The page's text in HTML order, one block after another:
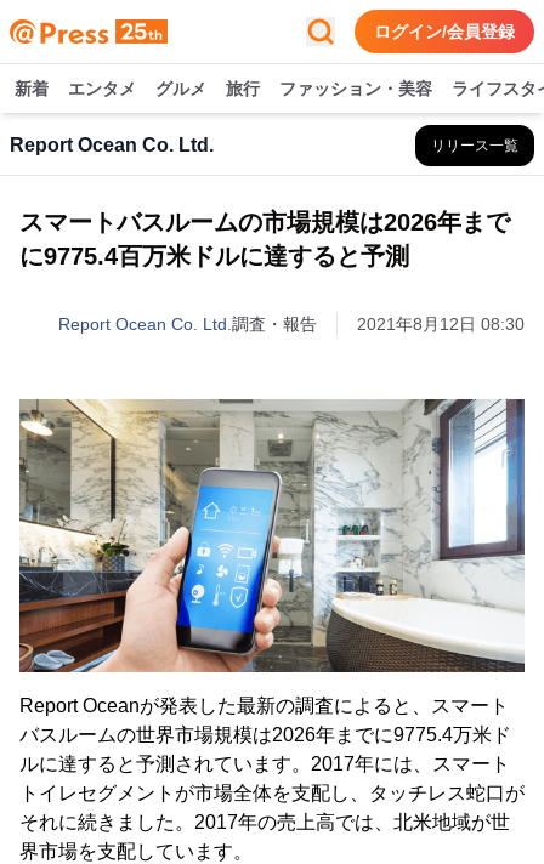
ログイン/会員登録
新着 エンタメ グルメ 旅行 ファッション・美容 ライフスタ
Report Ocean Co. Ltd. リリース一覧
スマートバスルームの市場規模は2026年まで
に9775.4百万米ドルに達すると予測
Report Ocean Co. Ltd. 調査・報告 2021年8月12日 08:30
Report Oceanが発表した最新の調査によると、スマート
バスルームの世界市場規模は2026年までに9775.4万米ド
ルに達すると予測されています。2017年には、スマート
トイレセグメントが市場全体を支配し、タッチレス蛇口が
それに続きました。2017年の売上高では、北米地域が世
界市場を支配しています。